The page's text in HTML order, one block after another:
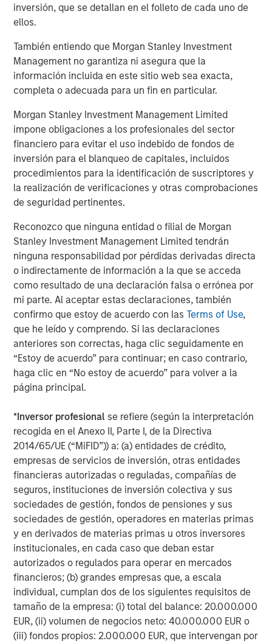
inversión, que se detallan en el folleto de cada uno de
ellos.
También entiendo que Morgan Stanley Investment
Management no garantiza ni asegura que la
información incluida en este sitio web sea exacta,
completa o adecuada para un fin en particular.
Morgan Stanley Investment Management Limited
impone obligaciones a los profesionales del sector
financiero para evitar el uso indebido de fondos de
inversión para el blanqueo de capitales, incluidos
procedimientos para la identificación de suscriptores y
la realización de verificaciones y otras comprobaciones
de seguridad pertinentes.
Reconozco que ninguna entidad o filial de Morgan
Stanley Investment Management Limited tendrán
ninguna responsabilidad por pérdidas derivadas directa
o indirectamente de información a la que se acceda
como resultado de una declaración falsa o errónea por
mi parte. Al aceptar estas declaraciones, también
confirmo que estoy de acuerdo con lasTerms of Use,
que he leído y comprendo. Si las declaraciones
anteriores son correctas, haga clic seguidamente en
“Estoy de acuerdo” para continuar; en caso contrario,
haga clic en “No estoy de acuerdo” para volver a la
página principal.
*Inversor profesional se refiere (según la interpretación
recogida en el Anexo II, Parte I, de la Directiva
2014/65/UE (“MiFID”)) a: (a) entidades de crédito,
empresas de servicios de inversión, otras entidades
financieras autorizadas o reguladas, compañías de
seguros, instituciones de inversión colectiva y sus
sociedades de gestión, fondos de pensiones y sus
sociedades de gestión, operadores en materias primas
y en derivados de materias primas u otros inversores
institucionales, en cada caso que deban estar
autorizados o regulados para operar en mercados
financieros; (b) grandes empresas que, a escala
individual, cumplan dos de los siguientes requisitos de
tamaño de la empresa: (i) total del balance: 20.000.000
EUR, (ii) volumen de negocios neto: 40.000.000 EUR o
(iii) fondos propios: 2.000.000 EUR, que intervengan por
mission-driven culture,” said Ms. Rossi. “We
are excited to partner with the MSCP team
and look forward to leveraging their network
and expertise in the pet and animal health
sector to accelerate our growth both
organically and through strategic
acquisitions.”
MSCP’s acquisition of FoodScience represents
its third investment in the Pet and Animal
Health sector, following the successful 2020
exits of Compana Pet Brands (formerly known
as Manna Pro) and Thrive Pet Healthcare
(formerly known as Pathway Vet Alliance).
Jones Day acted as legal counsel and William
Blair acted as exclusive financial advisor to
MSCP.
About FoodScience
FoodScience is a leading provider of pet and
human supplements with in-house
manufacturing capabilities. Through its
VetriScience and Pet Naturals brands, the
Company offers a range of supplements for
dogs and cats focused on joint health,
behavioral, digestive, and more. The
Company’s human brand, DaVinci, offers
supplements for general health, heart,
hormone, digestive, immune, and more. For
more information, please visit the Company’s
websitewww.foodsciencecorp.com.
About Morgan Stanley Capital Partners
Morgan Stanley Capital Partners, part of
Morgan Stanley Investment Management, is a